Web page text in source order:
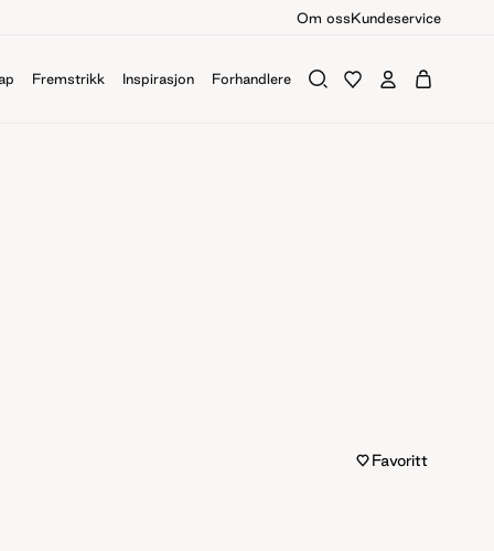
Om ossKundeservice
Fremstrikk Inspirasjon Forhandlere
Favoritt